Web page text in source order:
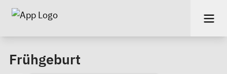
Frühgeburt